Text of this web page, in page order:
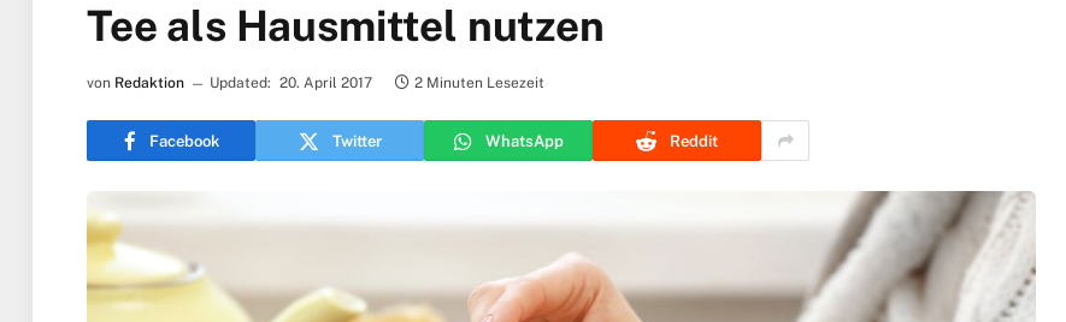
Tee als Hausmittel nutzen
von Redaktion Updated: 20. April 2017 2 Minuten Lesezeit
Facebook Twitter WhatsApp Reddit